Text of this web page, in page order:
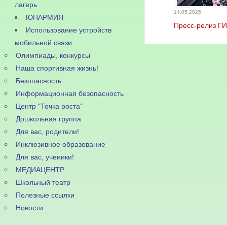
лагерь
ЮНАРМИЯ
Использование устройств
мобильной связи
Олимпиады, конкурсы
Наша спортивная жизнь!
Безопасность
Информационная безопасность
Центр "Точка роста"
Дошкольная группа
Для вас, родители!
Инклюзивное образование
Для вас, ученики!
МЕДИАЦЕНТР
Школьный театр
Полезные ссылки
Новости
14.05.2025
Пресс-релиз